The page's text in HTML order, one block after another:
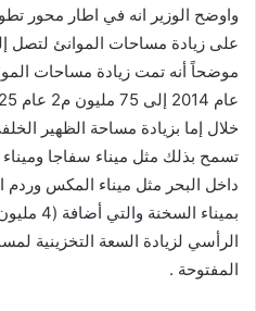
واوضح الوزير انه في اطار محور
خلال إما بزيادة مساحة الظهير
تسمح بذلك مثل ميناء سفاجا
داخل البحر مثل ميناء المكس وردم
الرأسي لزيادة السعة التخزينية
المفتوحة .